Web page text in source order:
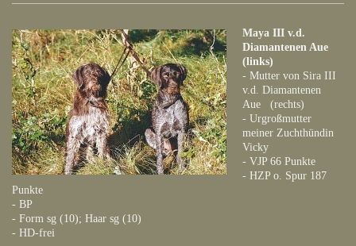
Maya III v.d.
Diamantenen Aue
(links)
- Mutter von Sira III
v.d. Diamantenen
Aue (rechts)
- Urgroßmutter
meiner Zuchthündin
Vicky
- VJP 66 Punkte
- HZP o. Spur 187
Punkte
- BP
- Form sg (10); Haar sg (10)
- HD-frei